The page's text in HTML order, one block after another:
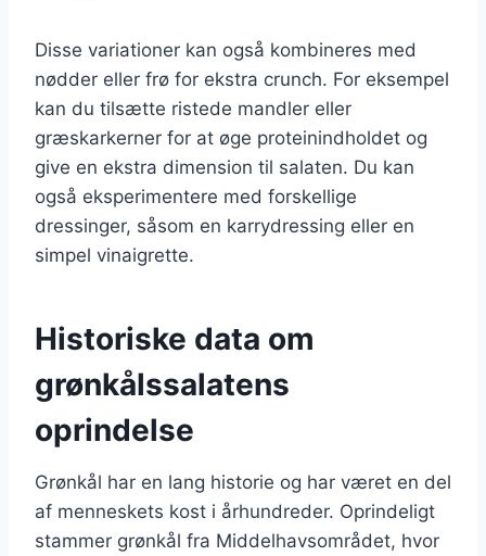
Disse variationer kan også kombineres med
nødder eller frø for ekstra crunch. For eksempel
kan du tilsætte ristede mandler eller
græskarkerner for at øge proteinindholdet og
give en ekstra dimension til salaten. Du kan
også eksperimentere med forskellige
dressinger, såsom en karrydressing eller en
simpel vinaigrette.
Historiske data om
grønkålssalatens
oprindelse
Grønkål har en lang historie og har været en del
af menneskets kost i århundreder. Oprindeligt
stammer grønkål fra Middelhavsområdet, hvor